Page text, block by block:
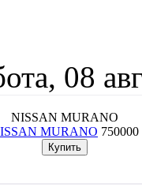
08
NISSAN MURANO
750000